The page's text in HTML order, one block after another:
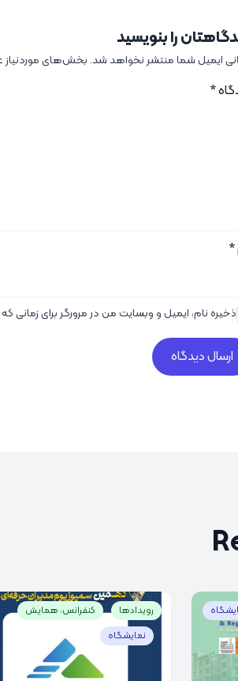
را بنویسید
ایمیل شما منتشر نخواهد شد. بخش‌های موردنیاز
*
*
ذخیره نام، ایمیل و وبسایت من در مرورگر برای زمانی
رویدادها
کنفرانس، همایش
نمایشگاه